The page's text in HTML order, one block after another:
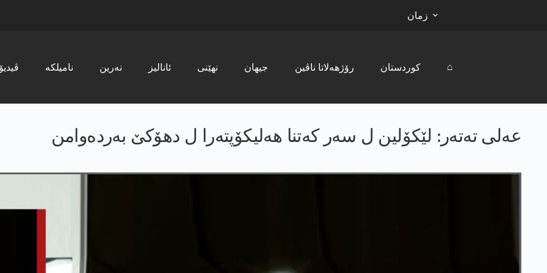
زمان
ڤیدیۆ نامیلکە نەرین ئانالیز نھێنی جیھان رۆژھەلاتا ناڤین کوردستان ⌂
عه‌لی ته‌ته‌ر: لێکۆلین ل سەر کەتنا هەلیکۆپتەرا ل دهۆکێ بەردەوامن